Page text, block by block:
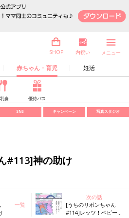
赤ちゃん・育児 妊活
SHOP 内祝い メニュー
食 優待パス
SNS キャンペーン 写真スタジオ
#113]神の助け
一覧
次の話
[うちのリボンちゃん
#114]レッツ！ベビー